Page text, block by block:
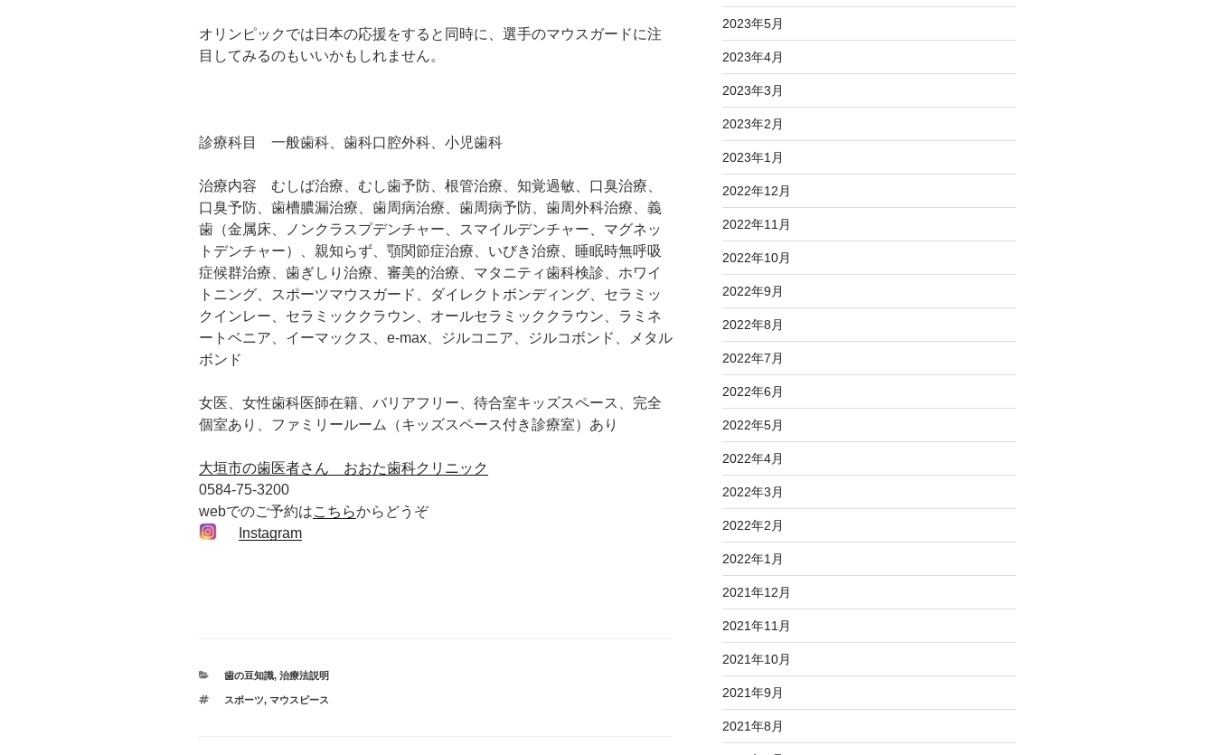
オリンピックでは日本の応援をすると同時に、選手のマウスガードに注
目してみるのもいいかもしれません。
診療科目 一般歯科、歯科口腔外科、小児歯科
治療内容 むしば治療、むし歯予防、根管治療、知覚過敏、口臭治療、
口臭予防、歯槽膿漏治療、歯周病治療、歯周病予防、歯周外科治療、義
歯（金属床、ノンクラスプデンチャー、スマイルデンチャー、マグネッ
トデンチャー）、親知らず、顎関節症治療、いびき治療、睡眠時無呼吸
症候群治療、歯ぎしり治療、審美的治療、マタニティ歯科検診、ホワイ
トニング、スポーツマウスガード、ダイレクトボンディング、セラミッ
クインレー、セラミッククラウン、オールセラミッククラウン、ラミネ
ートベニア、イーマックス、e-max、ジルコニア、ジルコボンド、メタル
ボンド
女医、女性歯科医師在籍、バリアフリー、待合室キッズスペース、完全
個室あり、ファミリールーム（キッズスペース付き診療室）あり
大垣市の歯医者さん おおた歯科クリニック
0584-75-3200
webでのご予約はこちらからどうぞ
Instagram
カ
ゴ
歯の豆知識, 治療法説明
タ
スポーツ, マウスピース
2023年5月
2023年4月
2023年3月
2023年2月
2023年1月
2022年12月
2022年11月
2022年10月
2022年9月
2022年8月
2022年7月
2022年6月
2022年5月
2022年4月
2022年3月
2022年2月
2022年1月
2021年12月
2021年11月
2021年10月
2021年9月
2021年8月